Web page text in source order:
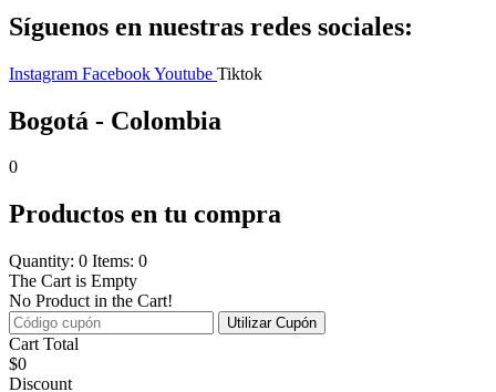
Síguenos en nuestras redes sociales:
Instagram FacebookYoutube Tiktok
Bogotá - Colombia
0
Productos en tu compra
Quantity: 0 Items: 0
The Cart is Empty
No Product in the Cart!
Utilizar Cupón
Cart Total
$0
Discount